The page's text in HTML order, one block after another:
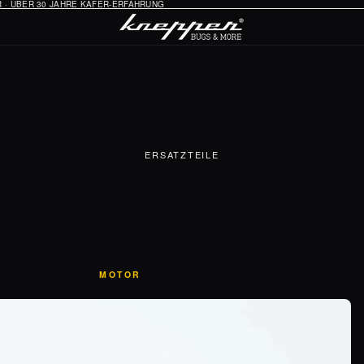
ÜBER 30 JAHRE KÄFER-ERFAHRUNG
ERSATZTEILE
MOTOR
Öl-System